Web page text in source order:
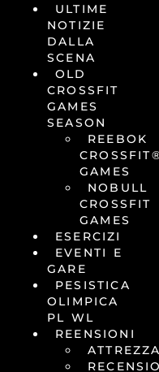
ULTIME
NOTIZIE
DALLA
SCENA
OLD
CROSSFIT
GAMES
SEASON
REEBOK
GAMES
NOBULL
CROSSFIT
GAMES
ESERCIZI
EVENTI E
GARE
PESISTICA
OLIMPICA
PL WL
REENSIONI